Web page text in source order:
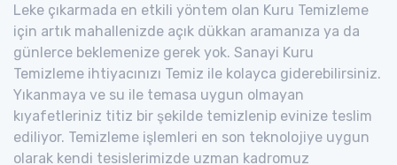
Leke çıkarmada en etkili yöntem olan Kuru Temizleme
için artık mahallenizde açık dükkan aramanıza ya da
günlerce beklemenize gerek yok. Sanayi Kuru
Temizleme ihtiyacınızı Temiz ile kolayca giderebilirsiniz.
Yıkanmaya ve su ile temasa uygun olmayan
kıyafetleriniz titiz bir şekilde temizlenip evinize teslim
ediliyor. Temizleme işlemleri en son teknolojiye uygun
olarak kendi tesislerimizde uzman kadromuz